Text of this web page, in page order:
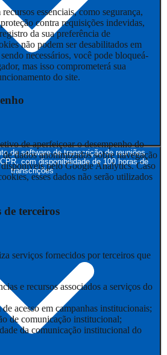
de software de transcrição de reuniões
com disponibilidade de 100 horas de
transcrições
essenciais, como segurança,
contra requisições indevidas,
da sua preferência de
não podem ser desabilitados em
necessários, você pode bloqueá-
mas isso comprometerá sua
do site.
de aperfeiçoar o desempenho do
dados anonimizados sobre navegação
pelo Google Analytics. Caso
esses dados não serão utilizados
de terceiros
serviços fornecidos por terceiros que
e recursos associados a serviços do
acesso em campanhas institucionais;
de comunicação institucional;
da comunicação institucional do